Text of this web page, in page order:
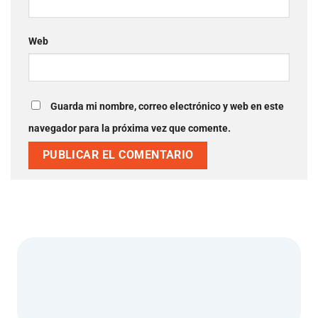
Web
Guarda mi nombre, correo electrónico y web en este
navegador para la próxima vez que comente.